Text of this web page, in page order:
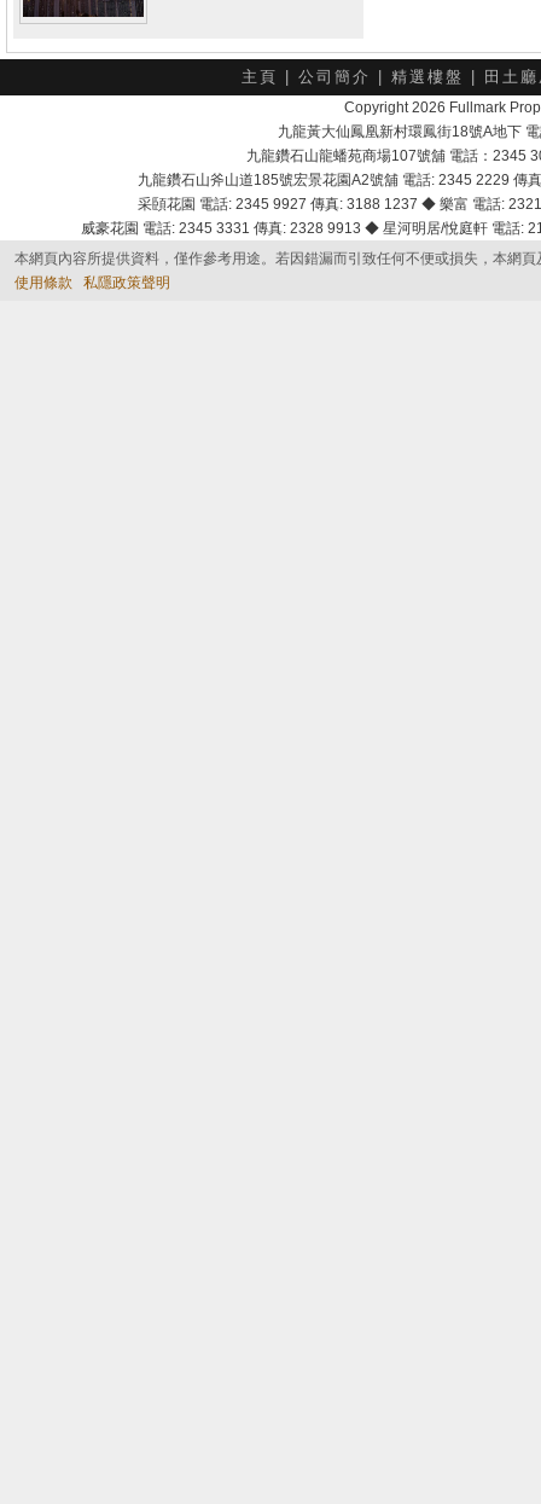
主頁 公司簡介 精選樓盤 田土
Copyright 2026 Fullmark
九龍黃大仙鳳凰新村環鳳街18號A地下
九龍鑽石山龍蟠苑商場107號舖 電話：2345
九龍鑽石山斧山道185號宏景花園A2號舖 電話: 2345 2229
采頣花園 電話: 2345 9927 傳真: 3188 1237 ◆ 樂富 電話:
威豪花園 電話: 2345 3331 傳真: 2328 9913 ◆ 星河明居/悅庭軒 電話
本網頁內容所提供資料，僅作參考用途。若因錯漏而引致任何不便或損失，本網
使用條款
私隱政策聲明